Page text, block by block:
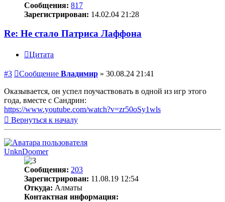
Сообщения: 817
Зарегистрирован: 14.02.04 21:28
Re: Не стало Патриса Лаффона
Цитата
#3 Сообщение Владимир » 30.08.24 21:41
Оказывается, он успел поучаствовать в одной из игр этого
года, вместе с Сандрин:
https://www.youtube.com/watch?v=zr50oSy1wls
Вернуться к началу
UnknDoomer
Сообщения: 203
Зарегистрирован: 11.08.19 12:54
Откуда: Алматы
Контактная информация: